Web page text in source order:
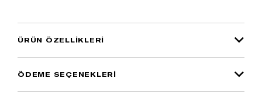
ÜRÜN ÖZELLIKLERI
ÖDEME SEÇENEKLERI